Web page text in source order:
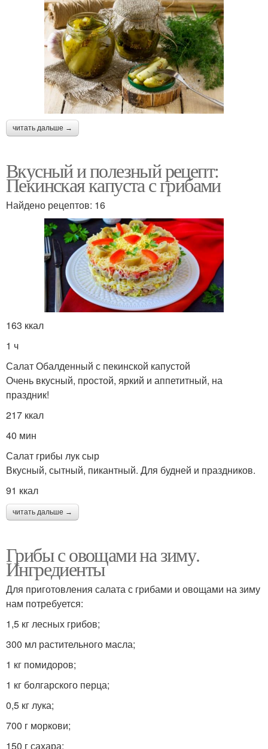
читать дальше →
Вкусный и полезный рецепт:
Пекинская капуста с грибами
Найдено рецептов: 16
163 ккал
1 ч
Салат Обалденный с пекинской капустой
Очень вкусный, простой, яркий и аппетитный, на
праздник!
217 ккал
40 мин
Салат грибы лук сыр
Вкусный, сытный, пикантный. Для будней и праздников.
91 ккал
читать дальше →
Грибы с овощами на зиму.
Ингредиенты
Для приготовления салата с грибами и овощами на зиму
нам потребуется:
1,5 кг лесных грибов;
300 мл растительного масла;
1 кг помидоров;
1 кг болгарского перца;
0,5 кг лука;
700 г моркови;
150 г сахара;